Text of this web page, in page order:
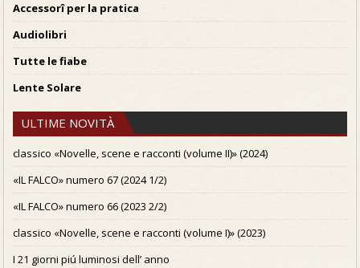
Accessorî per la pratica
Audiolibri
Tutte le fiabe
Lente Solare
ULTIME NOVITÀ
classico «Novelle, scene e racconti (volume II)» (2024)
«IL FALCO» numero 67 (2024 1/2)
«IL FALCO» numero 66 (2023 2/2)
classico «Novelle, scene e racconti (volume I)» (2023)
I 21 giorni piú luminosi dell’ anno